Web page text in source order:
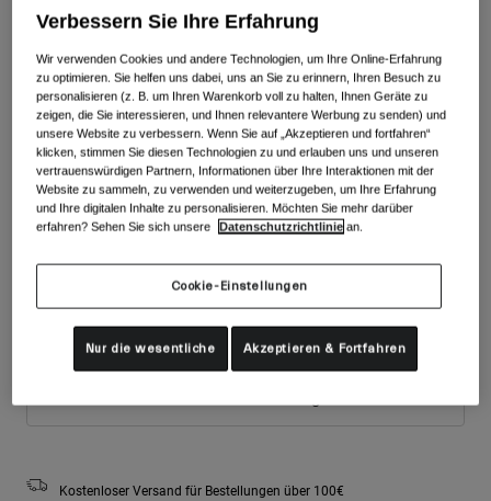
Goggles
Handschuhe
Ersatzteile
Alle anzeigen
Alle anzeigen
Verwendungszweck
All Mountain
Backcountry
Freestyle
Ski Race
Farben -Grau
ausgewählt
S M L
Kostenloser Versand für Bestellungen über 100€
Verbessern Sie Ihre Erfahrung
Wir verwenden Cookies und andere Technologien, um Ihre Online-Erfahrung
zu optimieren. Sie helfen uns dabei, uns an Sie zu erinnern, Ihren Besuch zu
personalisieren (z. B. um Ihren Warenkorb voll zu halten, Ihnen Geräte zu
zeigen, die Sie interessieren, und Ihnen relevantere Werbung zu senden) und
unsere Website zu verbessern. Wenn Sie auf „Akzeptieren und fortfahren“
klicken, stimmen Sie diesen Technologien zu und erlauben uns und unseren
vertrauenswürdigen Partnern, Informationen über Ihre Interaktionen mit der
Website zu sammeln, zu verwenden und weiterzugeben, um Ihre Erfahrung
und Ihre digitalen Inhalte zu personalisieren. Möchten Sie mehr darüber
erfahren? Sehen Sie sich unsere
Datenschutzrichtlinie an.
Cookie-Einstellungen
Nur die wesentliche Akzeptieren & Fortfahren